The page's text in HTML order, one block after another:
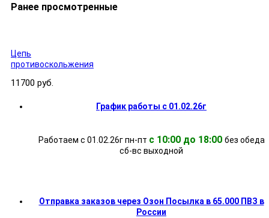
Ранее просмотренные
Цепь
противоскольжения
11700 руб.
График работы с 01.02.26г
Работаем с 01.02.26г пн-пт с 10:00 до 18:00 без обеда
cб-вс выходной
Отправка заказов через Озон Посылка в 65.000 ПВЗ в
России